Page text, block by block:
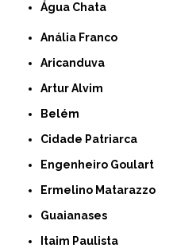
Água Chata
Anália Franco
Aricanduva
Artur Alvim
Belém
Cidade Patriarca
Engenheiro Goulart
Ermelino Matarazzo
Guaianases
Itaim Paulista